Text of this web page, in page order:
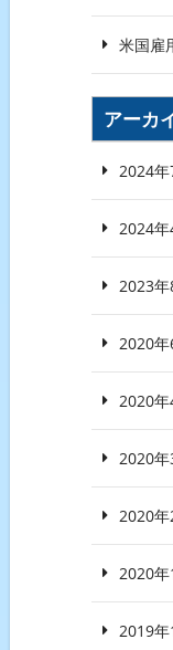
米国雇
アーカ
2024年
2024年
2023年
2020年
2020年
2020年
2020年
2020年
2019年